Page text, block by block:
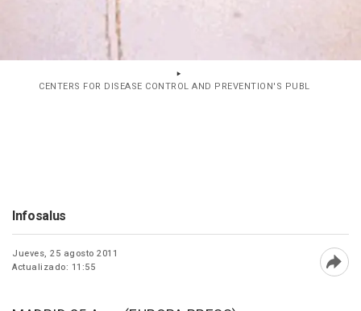
CENTERS FOR DISEASE CONTROL AND PREVENTION'S PUBL
Infosalus
Jueves, 25 agosto 2011
Actualizado: 11:55